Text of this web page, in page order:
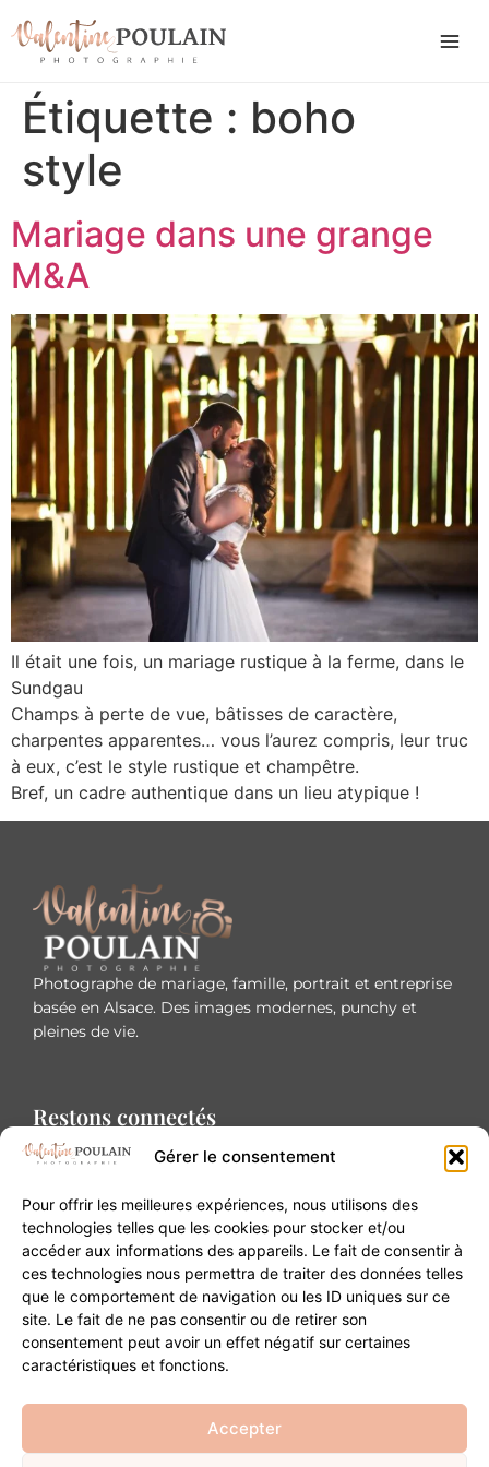
Gérer le consentement
Pour offrir les meilleures expériences, nous utilisons des
technologies telles que les cookies pour stocker et/ou
accéder aux informations des appareils. Le fait de consentir à
ces technologies nous permettra de traiter des données telles
que le comportement de navigation ou les ID uniques sur ce
site. Le fait de ne pas consentir ou de retirer son
consentement peut avoir un effet négatif sur certaines
caractéristiques et fonctions.
Accepter
Étiquette : boho
style
Mariage dans une grange
M&A
Il était une fois, un mariage rustique à la ferme, dans le
Sundgau
Champs à perte de vue, bâtisses de caractère,
charpentes apparentes… vous l’aurez compris, leur truc
à eux, c’est le style rustique et champêtre.
Bref, un cadre authentique dans un lieu atypique !
Photographe de mariage, famille, portrait et entreprise
basée en Alsace. Des images modernes, punchy et
pleines de vie.
Restons connectés
Contact
20B Grand Rue 68180 Horbourg-Wihr
06 84 93 03 01
contact@valentinepoulain.com